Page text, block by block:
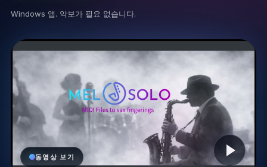
Windows 앱. 악보가 필요 없습니다.
동영상 보기 Play video